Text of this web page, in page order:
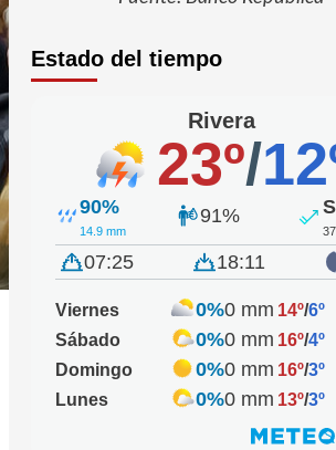
Estado del tiempo
Rivera
23º/
90%
14.9 mm
91%
07:25 18:11
Viernes 0%0 mm 14º/6º
Sábado
0%0 mm 16º/4º
Domingo
0%0 mm 16º/3º
Lunes
0%0 mm 13º/3º